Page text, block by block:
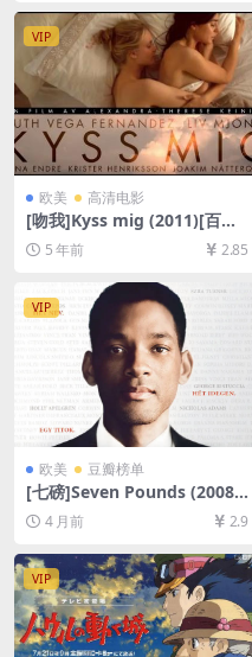
VIP
欧美 高清电影
[吻我]Kyss mig (2011)[百度
网盘+迅雷云盘资源1080P超
清未删减][MP4/6.7GB][原声
5 年前 2.85
VIP
欧美 豆瓣榜单
[七磅]Seven Pounds (2008)
[百度网盘+夸克网盘1080P超
清未删减资源][网盘在线播放/
下载][MP4/7.5GB][中文字幕]
4 月前 2.9
VIP